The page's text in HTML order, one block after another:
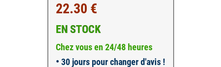
22.30 €
EN STOCK
Chez vous en 24/48 heures
• 30 jours pour changer d'avis !